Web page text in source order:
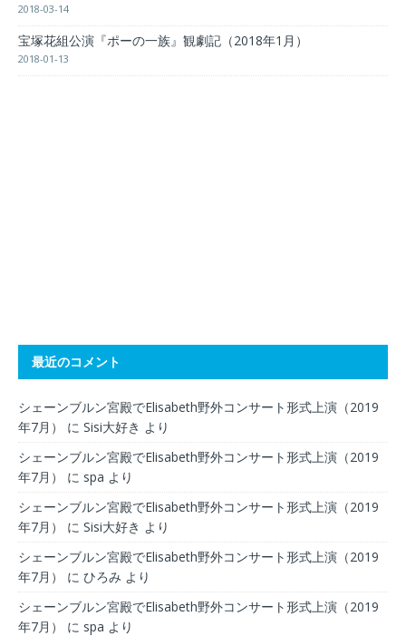
2018-03-14
宝塚花組公演『ポーの一族』観劇記（2018年1月）
2018-01-13
最近のコメント
シェーンブルン宮殿でElisabeth野外コンサート形式上演（2019
年7月）
に Sisi大好き より
シェーンブルン宮殿でElisabeth野外コンサート形式上演（2019
年7月）
に spa より
シェーンブルン宮殿でElisabeth野外コンサート形式上演（2019
年7月）
に Sisi大好き より
シェーンブルン宮殿でElisabeth野外コンサート形式上演（2019
年7月）
に ひろみ より
シェーンブルン宮殿でElisabeth野外コンサート形式上演（2019
年7月）
に spa より